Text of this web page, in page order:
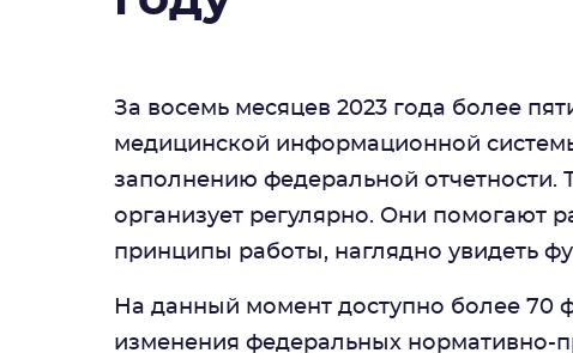
За восемь месяцев 2023 года более
медицинской информационной
заполнению федеральной отчетности.
организует регулярно. Они помогают
принципы работы, наглядно увидеть
На данный момент доступно более 70
изменения федеральных нормативно-